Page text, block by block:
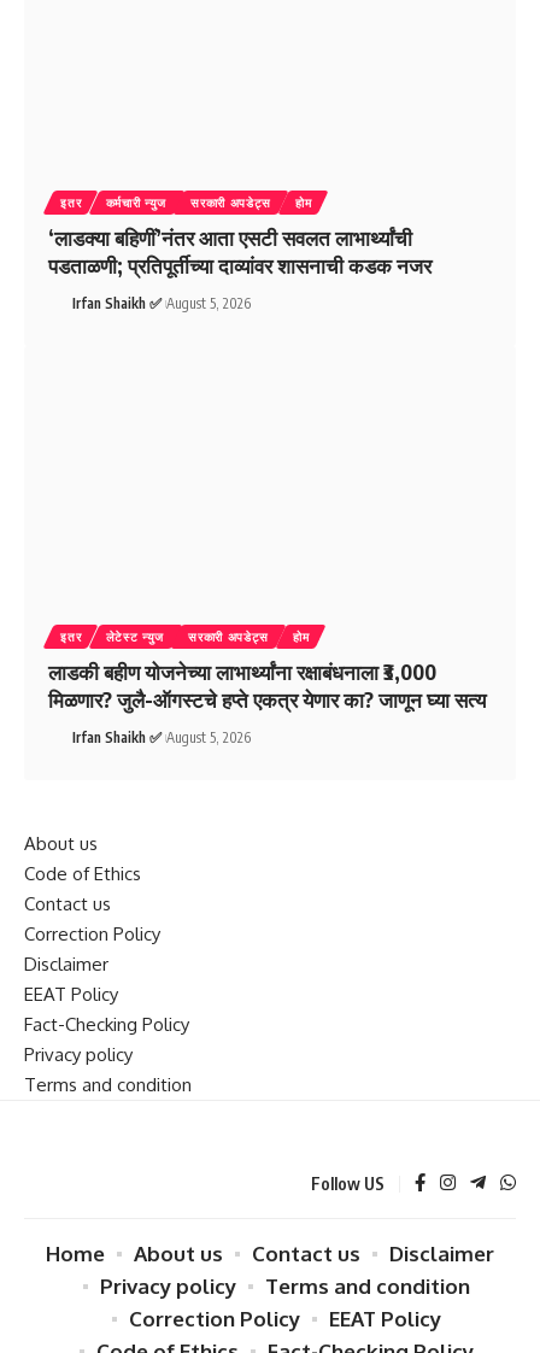
इतर कर्मचारी न्युज सरकारी अपडेट्स होम
‘लाडक्या बहिणीं’नंतर आता एसटी सवलत लाभार्थ्यांची
पडताळणी; प्रतिपूर्तीच्या दाव्यांवर शासनाची कडक नजर
Irfan Shaikh ✅ August 5, 2026
इतर लेटेस्ट न्युज सरकारी अपडेट्स होम
लाडकी बहीण योजनेच्या लाभार्थ्यांना रक्षाबंधनाला ₹3,000
मिळणार? जुलै-ऑगस्टचे हप्ते एकत्र येणार का? जाणून घ्या सत्य
Irfan Shaikh ✅ August 5, 2026
About us
Code of Ethics
Contact us
Correction Policy
Disclaimer
EEAT Policy
Fact-Checking Policy
Privacy policy
Terms and condition
Follow US
Home About us Contact us
Disclaimer
Privacy policy
Terms and condition
Correction Policy
EEAT Policy